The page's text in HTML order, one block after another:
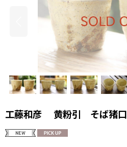
工藤和彦 黄粉引 そば猪口